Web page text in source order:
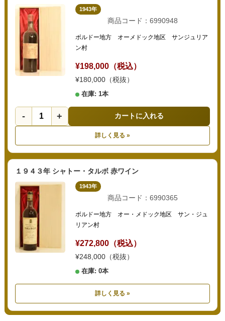
1943年
商品コード：6990948
ボルドー地方 オーメドック地区 サンジュリア
ン村
¥198,000（税込）
¥180,000（税抜）
在庫: 1本
- + カートに入れる
詳しく見る »
１９４３年 シャトー・タルボ 赤ワイン
1943年
商品コード：6990365
ボルドー地方 オー・メドック地区 サン・ジュ
リアン村
¥272,800（税込）
¥248,000（税抜）
在庫: 0本
詳しく見る »